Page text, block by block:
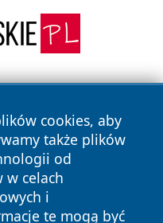
cookies, aby
także plików
od
w celach
i
te mogą być
prawa